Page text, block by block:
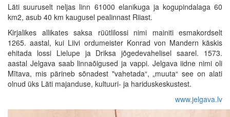
Läti suuruselt neljas linn 61000 elanikuga ja kogupindalaga 60
km2, asub 40 km kaugusel pealinnast Riiast.
Kirjalikes allikates saksa rüütlilossi nimi mainiti esmakordselt
1265. aastal, kui Liivi ordumeister Konrad von Mandern käskis
ehitada lossi Lielupe ja Driksa jõgedevahelisel saarel. 1573.
aastal Jelgava saab linnaõigused ja vappi. Jelgava iidne nimi oli
Mītava, mis pärineb sõnadest "vahetada“, „muuta“ see on alati
olnud üks Läti majanduse, kultuuri- ja hariduskeskustest.
www.jelgava.lv